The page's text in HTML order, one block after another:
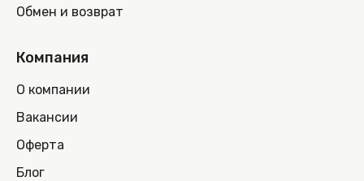
Обмен и возврат
Компания
О компании
Вакансии
Оферта
Блог